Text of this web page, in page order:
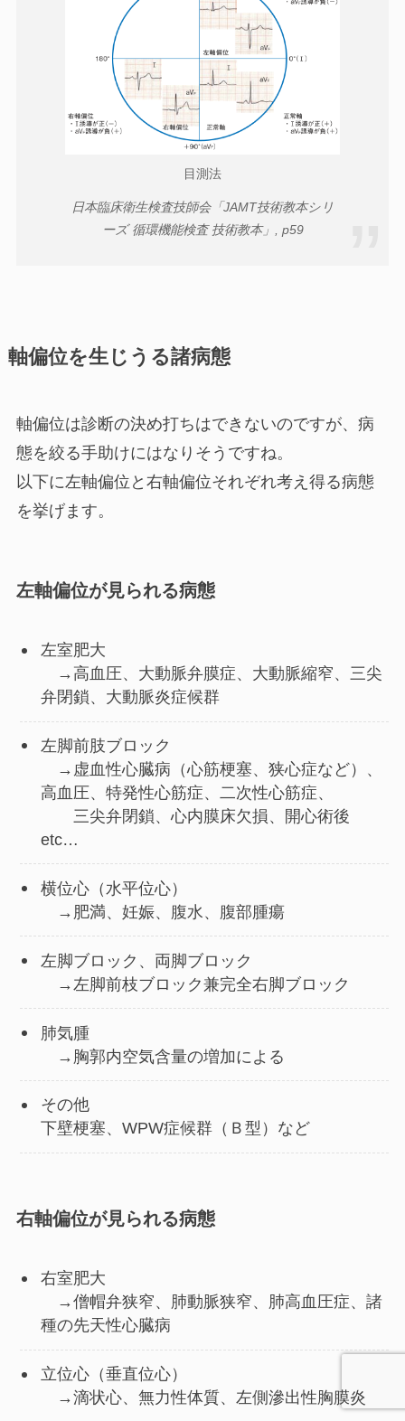
目測法
日本臨床衛生検査技師会「JAMT技術教本シリ
ーズ 循環機能検査 技術教本」, p59
軸偏位を生じうる諸病態
軸偏位は診断の決め打ちはできないのですが、病
態を絞る手助けにはなりそうですね。
以下に左軸偏位と右軸偏位それぞれ考え得る病態
を挙げます。
左軸偏位が見られる病態
左室肥大
→高血圧、大動脈弁膜症、大動脈縮窄、三尖
弁閉鎖、大動脈炎症候群
左脚前肢ブロック
→虚血性心臓病（心筋梗塞、狭心症など）、
高血圧、特発性心筋症、二次性心筋症、
三尖弁閉鎖、心内膜床欠損、開心術後
etc…
横位心（水平位心）
→肥満、妊娠、腹水、腹部腫瘍
左脚ブロック、両脚ブロック
→左脚前枝ブロック兼完全右脚ブロック
肺気腫
→胸郭内空気含量の増加による
その他
下壁梗塞、WPW症候群（Ｂ型）など
右軸偏位が見られる病態
右室肥大
→僧帽弁狭窄、肺動脈狭窄、肺高血圧症、諸
種の先天性心臓病
立位心（垂直位心）
→滴状心、無力性体質、左側滲出性胸膜炎